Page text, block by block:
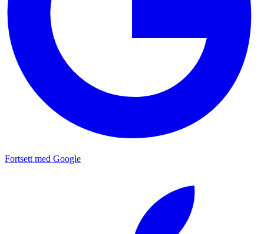
Fortsett med Google